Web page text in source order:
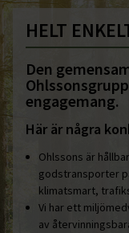
HELT
Den
engagemang.
Här är några
Ohlssons är
godstransporter
klimatsmart,
Vi har ett
av